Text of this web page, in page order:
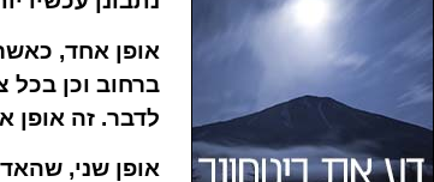
אופן אחד,
ברחוב וכן
לדבר. זה אופן
אופן שני,